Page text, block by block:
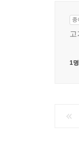
종
1명